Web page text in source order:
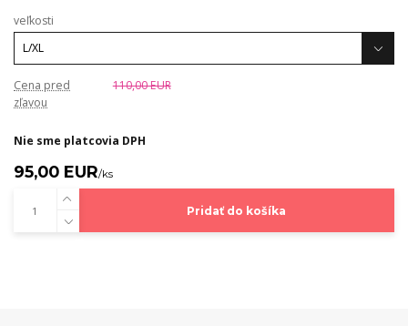
veľkosti
Cena pred
zľavou
110,00 EUR
Nie sme platcovia DPH
95,00 EUR/ks
Pridať do košíka